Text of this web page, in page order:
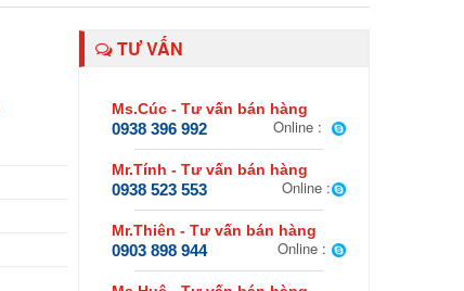
TƯ VẤN
Ms.Cúc - Tư vấn bán hàng
0938 396 992 Online :
Mr.Tính - Tư vấn bán hàng
0938 523 553 Online :
Mr.Thiên - Tư vấn bán hàng
0903 898 944 Online :